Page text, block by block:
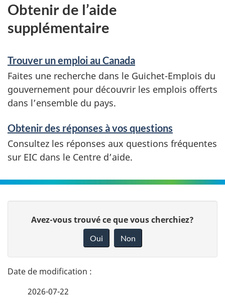
n
e
m
e
n
t
s
Obtenir de l’aide
supplémentaire
Trouver un emploi au Canada
Faites une recherche dans le Guichet-Emplois du
gouvernement pour découvrir les emplois offerts
dans l’ensemble du pays.
Obtenir des réponses à vos questions
Consultez les réponses aux questions fréquentes
sur EIC dans le Centre d’aide.
t
a
n
Avez-vous trouvé ce que vous cherchiez?
Oui Non
2026-07-22